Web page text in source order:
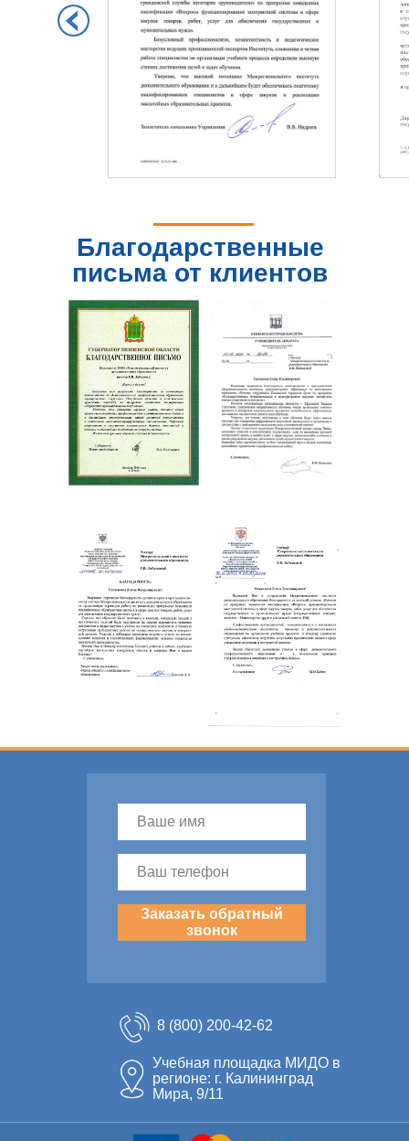
Благодарственные
письма от клиентов
8 (800) 200-42-62
Учебная площадка МИДО в
регионе: г. Калининград
Мира, 9/11
Заказать обратный
звонок